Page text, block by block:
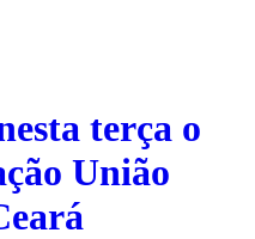
terça o
União